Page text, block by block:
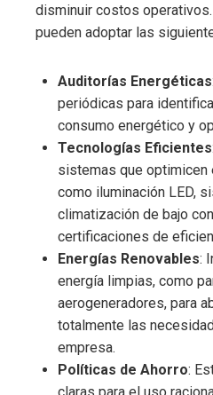
disminuir costos
pueden adoptar las
Auditorías Energéticas
periódicas para
consumo energético y
Tecnologías Eficientes
sistemas que optimicen
como iluminación LED,
climatización de bajo
certificaciones de
Energías Renovables:
energía limpias, como
aerogeneradores, para
totalmente las
empresa.
Políticas de Ahorro: